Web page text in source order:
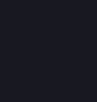
not leveraging
offer a way for
fun.